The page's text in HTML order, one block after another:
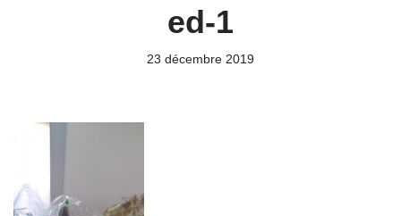
ed-1
23 décembre 2019